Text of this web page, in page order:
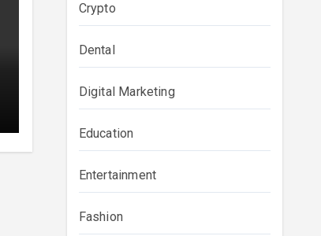
Crypto
Dental
Digital Marketing
Education
Entertainment
Fashion